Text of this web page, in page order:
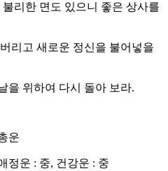
리한 면도 있으니 좋은 상사를
리고 새로운 정신을 불어넣을
을 위하여 다시 돌아 보라.
운
정운 : 중, 건강운 : 중